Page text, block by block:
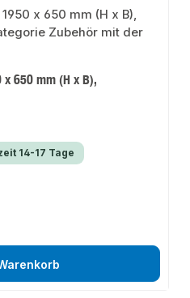
650 mm (H x B),
14-17 Tage